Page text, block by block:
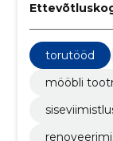
torutööd
mööbli